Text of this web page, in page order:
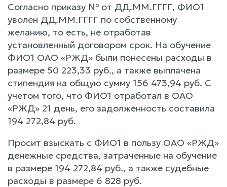
Согласно приказу № от ДД.ММ.ГГГГ, ФИО1
уволен ДД.ММ.ГГГГ по собственному
желанию, то есть, не отработав
установленный договором срок. На обучение
ФИО1 ОАО «РЖД» были понесены расходы в
размере 50 223,33 руб., а также выплачена
стипендия на общую сумму 156 473,94 руб. С
учетом того, что ФИО1 отработал в ОАО
«РЖД» 21 день, его задолженность составила
194 272,84 руб.
Просит взыскать с ФИО1 в пользу ОАО «РЖД»
денежные средства, затраченные на обучение
в размере 194 272,84 руб., а также судебные
расходы в размере 6 828 руб.